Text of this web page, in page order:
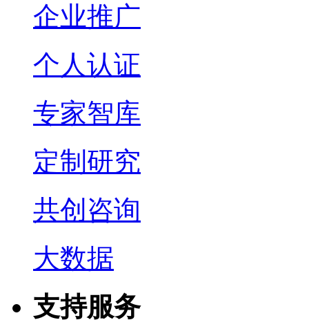
企业推广
个人认证
专家智库
定制研究
共创咨询
大数据
支持服务